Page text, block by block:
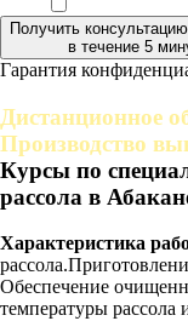
Получить
в течение 5
Гарантия
Дистанционное
Производство
Курсы по
рассола в
Характеристика
Обеспечение
температуры рассола